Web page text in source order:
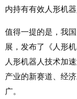
内持有有效人形机
值得一提的是，我
展，发布了《人形
人形机器人技术加
产业的新赛道、经
广。